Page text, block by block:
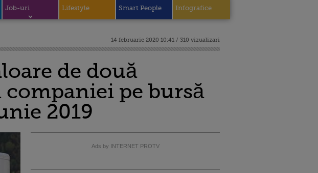
Job-uri Lifestyle Smart People Infografice
14 februarie 2020 10:41 / 310 vizualizari
de două
pe bursă
2019
Ads by INTERNET PROTV